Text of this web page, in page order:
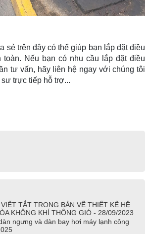
sẻ trên đây có thể giúp bạn lắp đặt điều
toàn. Nếu bạn có nhu cầu lắp đặt điều
tư vấn, hãy liên hệ ngay với chúng tôi
trực tiếp hỗ trợ...
TẮT TRONG BẢN VẼ THIẾT KẾ HỆ
KHÔNG KHÍ THÔNG GIÓ - 28/09/2023
ngưng và dàn bay hơi máy lạnh công